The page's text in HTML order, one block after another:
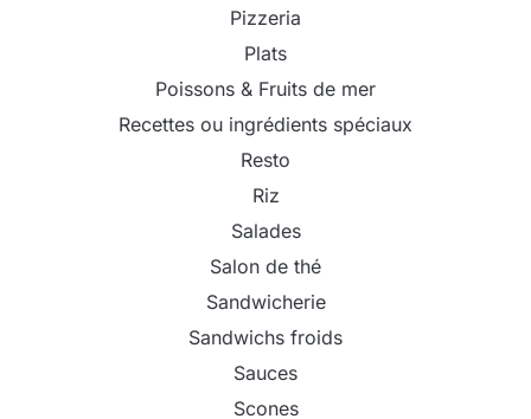
Pizzeria
Plats
Poissons & Fruits de mer
Recettes ou ingrédients spéciaux
Resto
Riz
Salades
Salon de thé
Sandwicherie
Sandwichs froids
Sauces
Scones